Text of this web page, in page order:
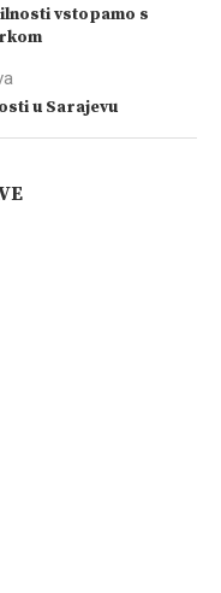
vstopamo s
u Sarajevu